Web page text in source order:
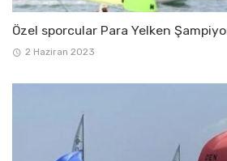
Özel sporcular Para Yelken
2 Haziran 2023